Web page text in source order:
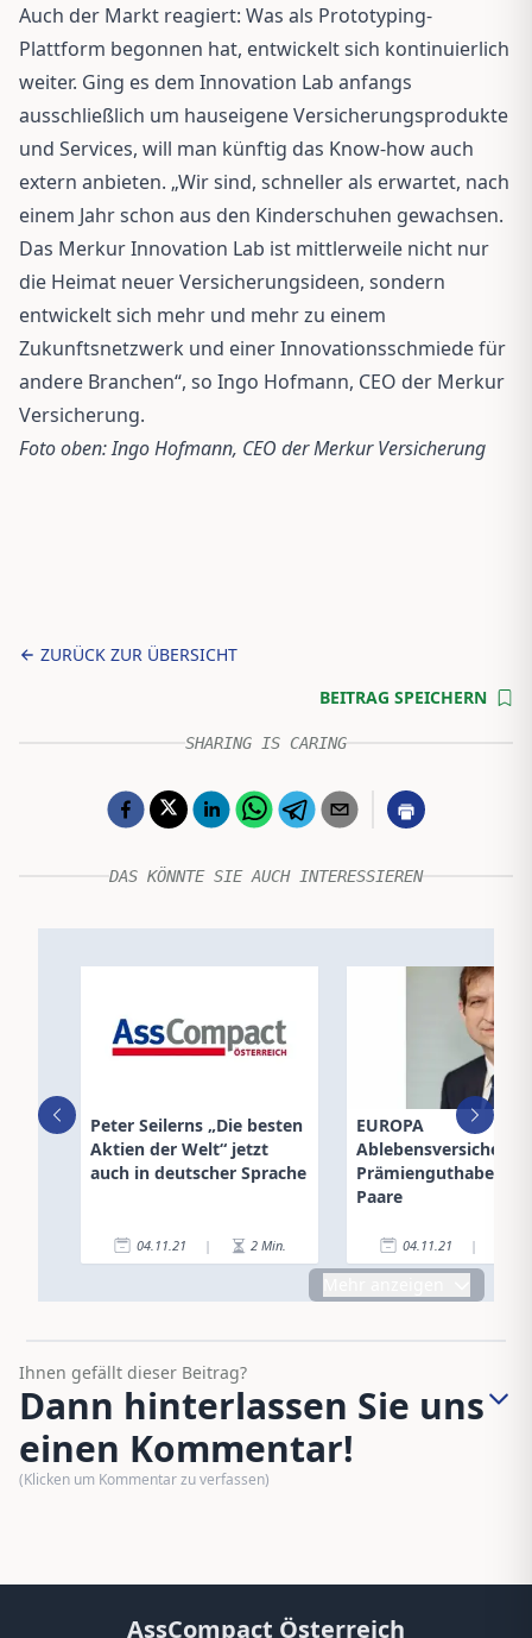
Auch der Markt reagiert: Was als Prototyping-
Plattform begonnen hat, entwickelt sich kontinuierlich
weiter. Ging es dem Innovation Lab anfangs
ausschließlich um hauseigene Versicherungsprodukte
und Services, will man künftig das Know-how auch
extern anbieten. „Wir sind, schneller als erwartet, nach
einem Jahr schon aus den Kinderschuhen gewachsen.
Das Merkur Innovation Lab ist mittlerweile nicht nur
die Heimat neuer Versicherungsideen, sondern
entwickelt sich mehr und mehr zu einem
Zukunftsnetzwerk und einer Innovationsschmiede für
andere Branchen“, so Ingo Hofmann, CEO der Merkur
Versicherung.
Foto oben: Ingo Hofmann, CEO der Merkur Versicherung
ZURÜCK ZUR ÜBERSICHT
BEITRAG SPEICHERN
SHARING IS CARING
DAS KÖNNTE SIE AUCH INTERESSIEREN
Peter Seilerns „Die besten
Aktien der Welt“ jetzt
auch in deutscher Sprache
04.11.21 | 2 Min.
EUROPA
Prämienguthaben für
Paare
04.11.21 |
Ihnen gefällt dieser Beitrag?
Dann hinterlassen Sie uns
einen Kommentar!
(Klicken um Kommentar zu verfassen)
AssCompact Österreich